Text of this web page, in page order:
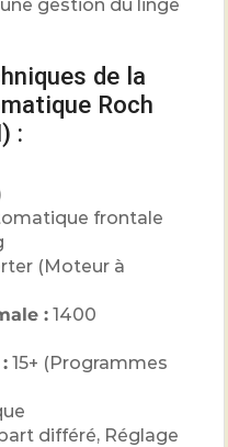
gestion du linge
de la
Roch
:
frontale
(Moteur à
: 1400
15+ (Programmes
différé, Réglage